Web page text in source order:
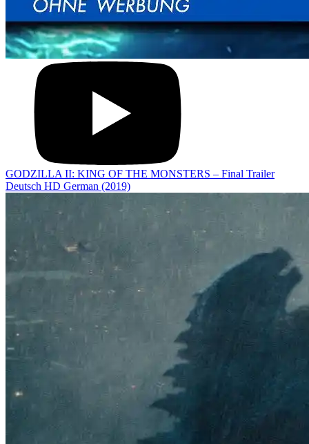
GODZILLA II: KING OF THE MONSTERS – Final Trailer
Deutsch HD German (2019)